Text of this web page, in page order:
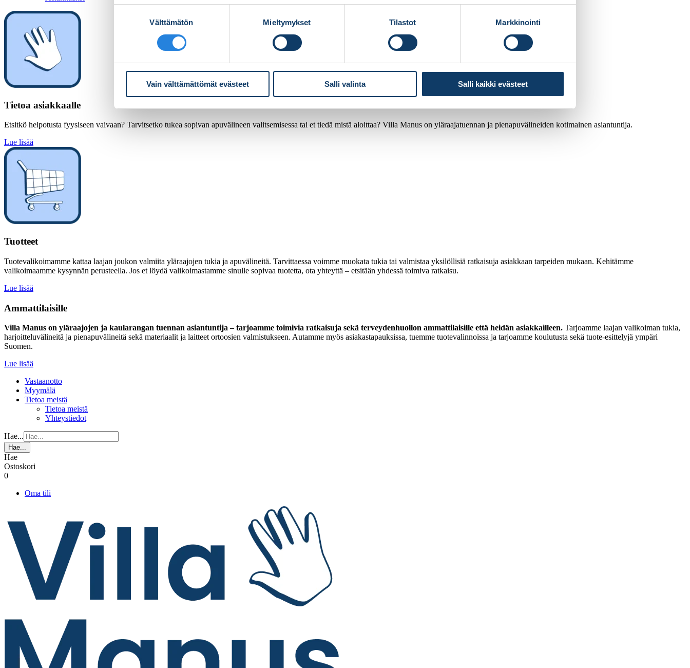
Välttämätön Mieltymykset Tilastot Markkinointi
Vain välttämättömät evästeet Salli valinta Salli kaikki evästeet
Tietoa asiakkaalle
Etsitkö helpotusta fyysiseen vaivaan? Tarvitsetko tukea sopivan apuvälineen valitsemisessa tai et tiedä mistä aloittaa? Villa Manus on yläraajatuennan ja pienapuvälineiden kotimainen asiantuntija.
Lue lisää
Tuotteet
Tuotevalikoimamme kattaa laajan joukon valmiita yläraajojen tukia ja apuvälineitä. Tarvittaessa voimme muokata tukia tai valmistaa yksilöllisiä ratkaisuja asiakkaan tarpeiden mukaan. Kehitämme
valikoimaamme kysynnän perusteella. Jos et löydä valikoimastamme sinulle sopivaa tuotetta, ota yhteyttä – etsitään yhdessä toimiva ratkaisu.
Lue lisää
Ammattilaisille
Villa Manus on yläraajojen ja kaularangan tuennan asiantuntija – tarjoamme toimivia ratkaisuja sekä terveydenhuollon ammattilaisille että heidän asiakkailleen. Tarjoamme laajan valikoiman tukia,
harjoitteluvälineitä ja pienapuvälineitä sekä materiaalit ja laitteet ortoosien valmistukseen. Autamme myös asiakastapauksissa, tuemme tuotevalinnoissa ja tarjoamme koulutusta sekä tuote-esittelyjä ympäri
Suomen.
Lue lisää
Vastaanotto
Myymälä
Tietoa meistä
Tietoa meistä
Yhteystiedot
Hae...
Hae...
Hae
Ostoskori
0
Oma tili